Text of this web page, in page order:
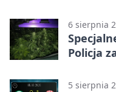
6 sierpnia
Policja
5 sierpnia